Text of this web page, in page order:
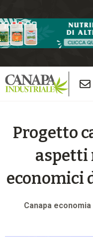
Progetto
aspetti
economici
Canapa